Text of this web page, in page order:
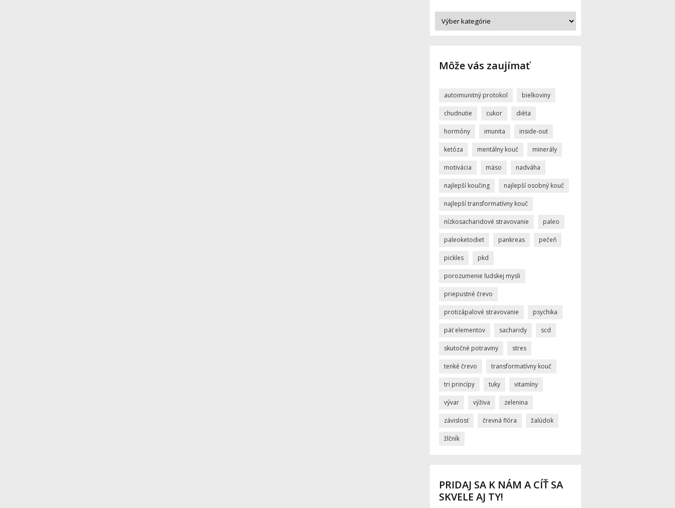
Môže vás zaujímať
autoimunitný protokol bielkoviny
chudnutie cukor diéta
hormóny imunita inside-out
ketóza mentálny kouč minerály
motivácia mäso nadváha
najlepší koučing najlepší osobný kouč
najlepší transformatívny kouč
nízkosacharidové stravovanie paleo
paleoketodiet pankreas pečeň
pickles pkd
porozumenie ľudskej mysli
priepustné črevo
protizápalové stravovanie psychika
päť elementov sacharidy scd
skutočné potraviny stres
tenké črevo transformatívny kouč
tri princípy tuky vitamíny
vývar výživa zelenina
závislosť črevná flóra žalúdok
žlčník
PRIDAJ SA K NÁM A CÍŤ SA
SKVELE AJ TY!